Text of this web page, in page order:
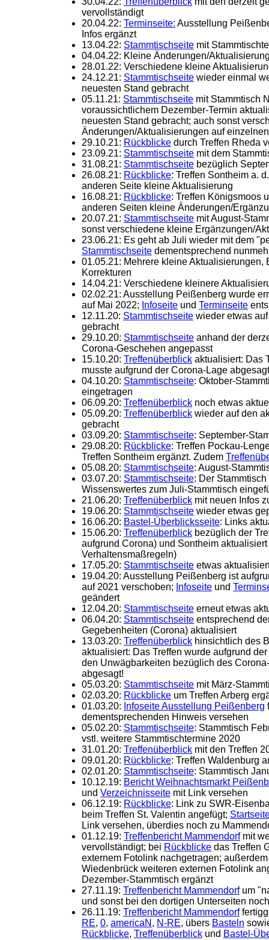
vervollständigt
20.04.22: Terminseite: Ausstellung
Infos ergänzt
13.04.22: Stammtischseite mit
04.04.22: Kleine Änderungen/
28.01.22: Verschiedene kleine
24.12.21: Stammtischseite wieder einmal
neuesten Stand gebracht
05.11.21: Stammtischseite mit Stammtisch
voraussichtlichem Dezember-Termin
neuesten Stand gebracht; auch sonst
Änderungen/Aktualisierungen auf
29.10.21: Rückblicke durch Treffen Rheda
23.09.21: Stammtischseite mit dem
31.08.21: Stammtischseite bezüglich
26.08.21: Rückblicke: Treffen Sontheim a.
anderen Seite kleine Aktualisierung
16.08.21: Rückblicke: Treffen Königsmoos
anderen Seiten kleine Änderungen/
20.07.21: Stammtischseite mit August-
sonst verschiedene kleine Ergänzungen/
23.06.21: Es geht ab Juli wieder mit dem
Stammtischseite dementsprechend
01.05.21: Mehrere kleine Aktualisierungen,
Korrekturen
14.04.21: Verschiedene kleinere
02.02.21: Ausstellung Peißenberg wurde
auf Mai 2022; Infoseite und Terminseite
12.11.20: Stammtischseite wieder etwas
gebracht
29.10.20: Stammtischseite anhand der
Corona-Geschehen angepasst
15.10.20: Treffenüberblick aktualisiert: Das
musste aufgrund der Corona-Lage
04.10.20: Stammtischseite: Oktober-
eingetragen
06.09.20: Treffenüberblick noch etwas
05.09.20: Treffenüberblick wieder auf den
gebracht
03.09.20: Stammtischseite: September-
29.08.20: Rückblicke: Treffen Pockau-
Treffen Sontheim ergänzt. Zudem
05.08.20: Stammtischseite: August-
03.07.20: Stammtischseite: Der
Wissenswertes zum Juli-Stammtisch
21.06.20: Treffenüberblick mit neuen Infos
19.06.20: Stammtischseite wieder etwas
16.06.20: Bastel-Überblicksseite: Links
15.06.20: Treffenüberblick bezüglich der
aufgrund Corona) und Sontheim
Verhaltensmaßregeln)
17.05.20: Stammtischseite etwas
19.04.20: Ausstellung Peißenberg ist
auf 2021 verschoben; Infoseite und
geändert
12.04.20: Stammtischseite erneut etwas
06.04.20: Stammtischseite entsprechend
Gegebenheiten (Corona) aktualisiert
13.03.20: Treffenüberblick hinsichtlich des
aktualisiert: Das Treffen wurde aufgrund
den Unwägbarkeiten bezüglich des
abgesagt!
05.03.20: Stammtischseite mit März-
02.03.20: Rückblicke um Treffen Arberg
01.03.20: Infoseite Ausstellung Peißenberg
dementsprechenden Hinweis versehen
05.02.20: Stammtischseite: Stammtisch
vstl. weitere Stammtischtermine 2020
31.01.20: Treffenüberblick mit den Treffen
09.01.20: Rückblicke: Treffen Waldenburg
02.01.20: Stammtischseite: Stammtisch
10.12.19: Bericht Weihnachtsmarkt
und Verzeichnisseite mit Link versehen
06.12.19: Rückblicke: Link zu SWR-
beim Treffen St. Valentin angefügt;
Link versehen, überdies noch zu
01.12.19: Treffenbericht Mammendorfmit
vervollständigt; bei Rückblicke das Treffen
externem Fotolink nachgetragen;
Wiedenbrück weiteren externen Fotolink
Dezember-Stammtisch ergänzt
27.11.19: Treffenbericht Mammendorfum
und sonst bei den dortigen Unterseiten
26.11.19: Treffenbericht Mammendorf
RE, 0, americaN , N-RE, übers Basteln
Rückblicke, Treffenüberblick und Bastel-